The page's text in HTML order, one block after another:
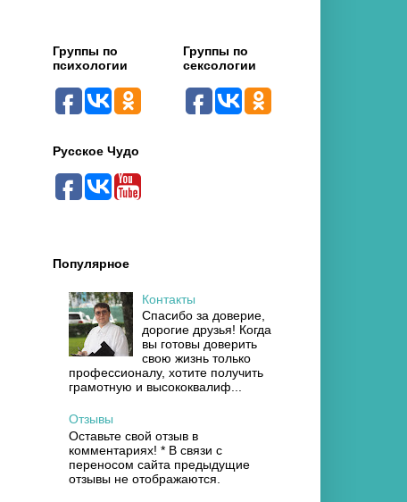
Группы по
психологии
Русское Чудо
Группы по
сексологии
Популярное
Контакты
Спасибо за доверие,
дорогие друзья! Когда
вы готовы доверить
свою жизнь только
профессионалу, хотите получить
грамотную и высококвалиф...
Отзывы
Оставьте свой отзыв в
комментариях! * В связи с
переносом сайта предыдущие
отзывы не отображаются.